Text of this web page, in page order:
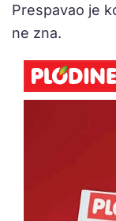
Prespavao je
ne zna.